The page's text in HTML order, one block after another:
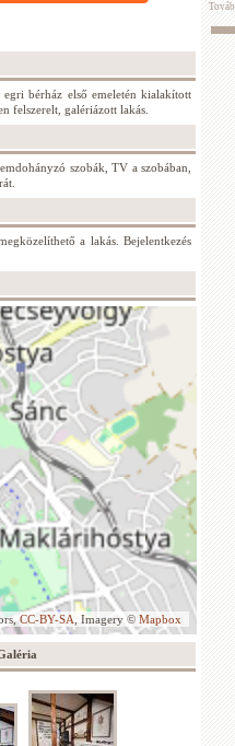
bérház első emeletén kialakított
felszerelt, galériázott lakás.
szobák, TV a szobában,
a lakás. Bejelentkezés
CC-BY-SA , Imagery © Mapbox